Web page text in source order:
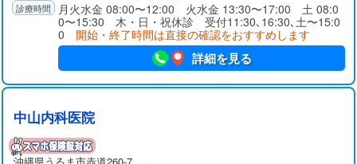
月火水金 08:00〜12:00 火水金 13:30〜17:00 土 08:0
0〜15:30 木・日・祝休診 受付11:30､16:30､土〜15:0
0 開始・終了時間は直接の確認をおすすめします
詳細を見る
中山内科医院